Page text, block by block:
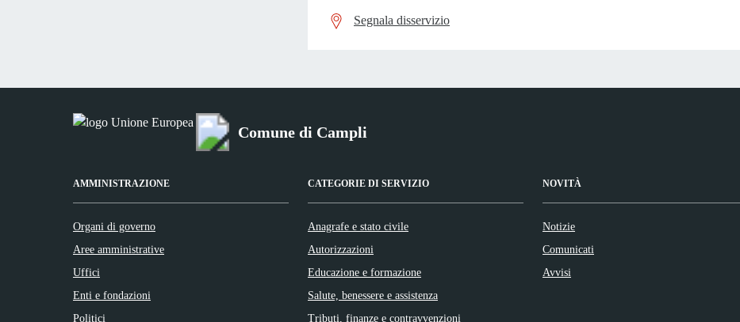
Segnala disservizio
Comune di Campli
AMMINISTRAZIONE
Organi di governo
Aree amministrative
Uffici
Enti e fondazioni
Politici
CATEGORIE DI SERVIZIO
Anagrafe e stato civile
Autorizzazioni
Educazione e formazione
Salute, benessere e assistenza
Tributi, finanze e contravvenzioni
NOVITÀ
Notizie
Comunicati
Avvisi